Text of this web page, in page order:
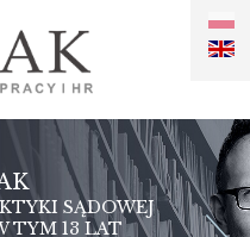
EN
SĄDOWEJ
TYM 13 LAT
RYCAK